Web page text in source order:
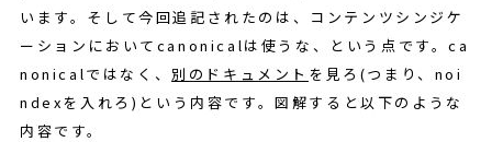
います。そして今回追記されたのは、コンテンツシンジケ
ーションにおいてcanonicalは使うな、という点です。ca
nonicalではなく、 別のドキュメント を見ろ(つまり、noi
ndexを入れろ)という内容です。図解すると以下のような
内容です。